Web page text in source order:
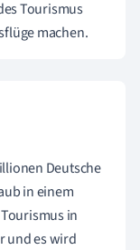
Tourismus
machen.
Deutsche
in einem
Tourismusin
und es wird